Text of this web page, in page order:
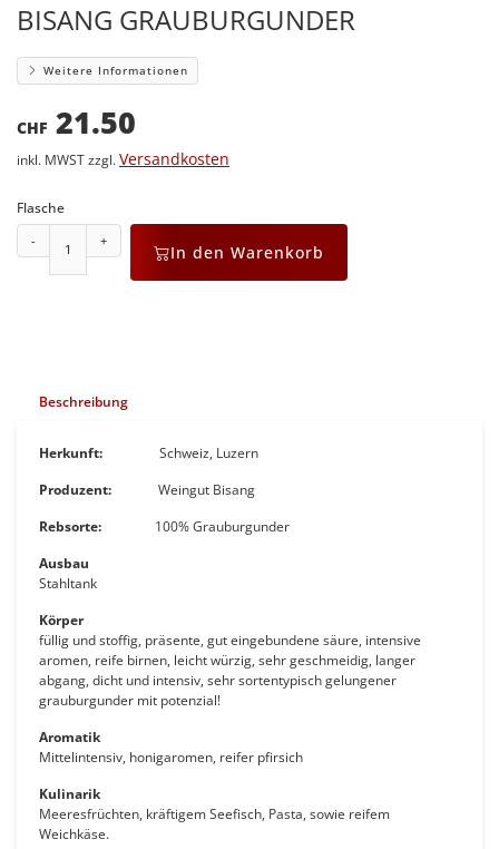
BISANG GRAUBURGUNDER
Weitere Informationen
CHF 21.50
inkl. MWST zzgl.Versandkosten
Flasche
- +
In den Warenkorb
Beschreibung
Herkunft: Schweiz, Luzern
Produzent: Weingut Bisang
Rebsorte: 100%Grauburgunder
Ausbau
Stahltank
Körper
füllig und stoffig, präsente, gut eingebundene säure, intensive
aromen, reife birnen, leicht würzig, sehr geschmeidig, langer
abgang, dicht und intensiv, sehr sortentypischgelungener
grauburgunder mit potenzial!
Aromatik
Mittelintensiv, honigaromen, reifer pfirsich
Kulinarik
Meeresfrüchten, kräftigem Seefisch, Pasta, sowie reifem
Weichkäse.